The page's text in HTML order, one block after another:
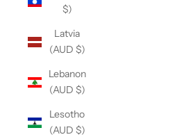
$)
Latvia
(AUD $)
Lebanon
(AUD $)
Lesotho
(AUD $)